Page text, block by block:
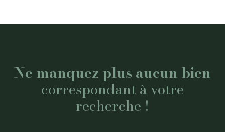
Ne manquez plus aucun bien
correspondant à votre
recherche !